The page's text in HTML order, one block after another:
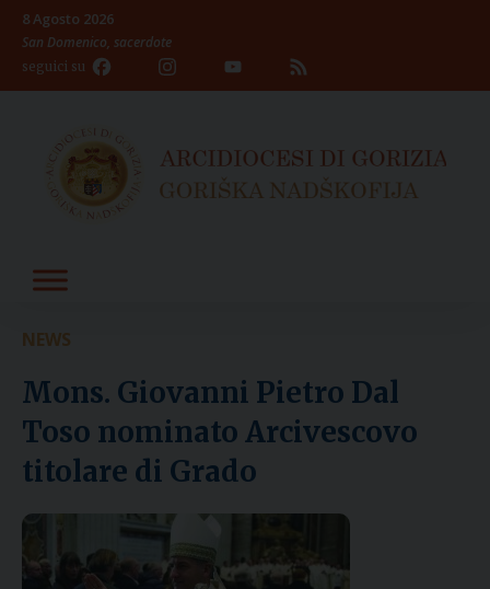
Skip
content
8 Agosto 2026
San Domenico, sacerdote
seguici su Facebook InstagramYouTube
Channel
NEWS
Mons. Giovanni Pietro Dal
Toso nominato Arcivescovo
titolare di Grado